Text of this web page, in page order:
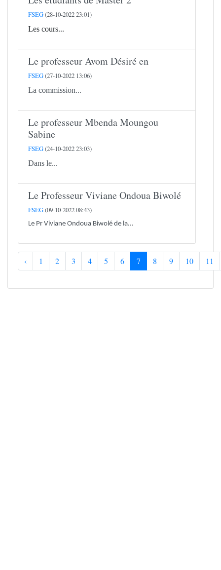
FSEG(28-10-2022 23:01)
Les cours...
Le professeur Avom Désiré en
FSEG(27-10-2022 13:06)
La commission...
Le professeur Mbenda Moungou
Sabine
FSEG(24-10-2022 23:03)
Dans le...
Le Professeur Viviane Ondoua Biwolé
FSEG(09-10-2022 08:43)
Le Pr Viviane Ondoua Biwolé de la...
‹ 1 2 3 4 5 6 7 8 9 10 11